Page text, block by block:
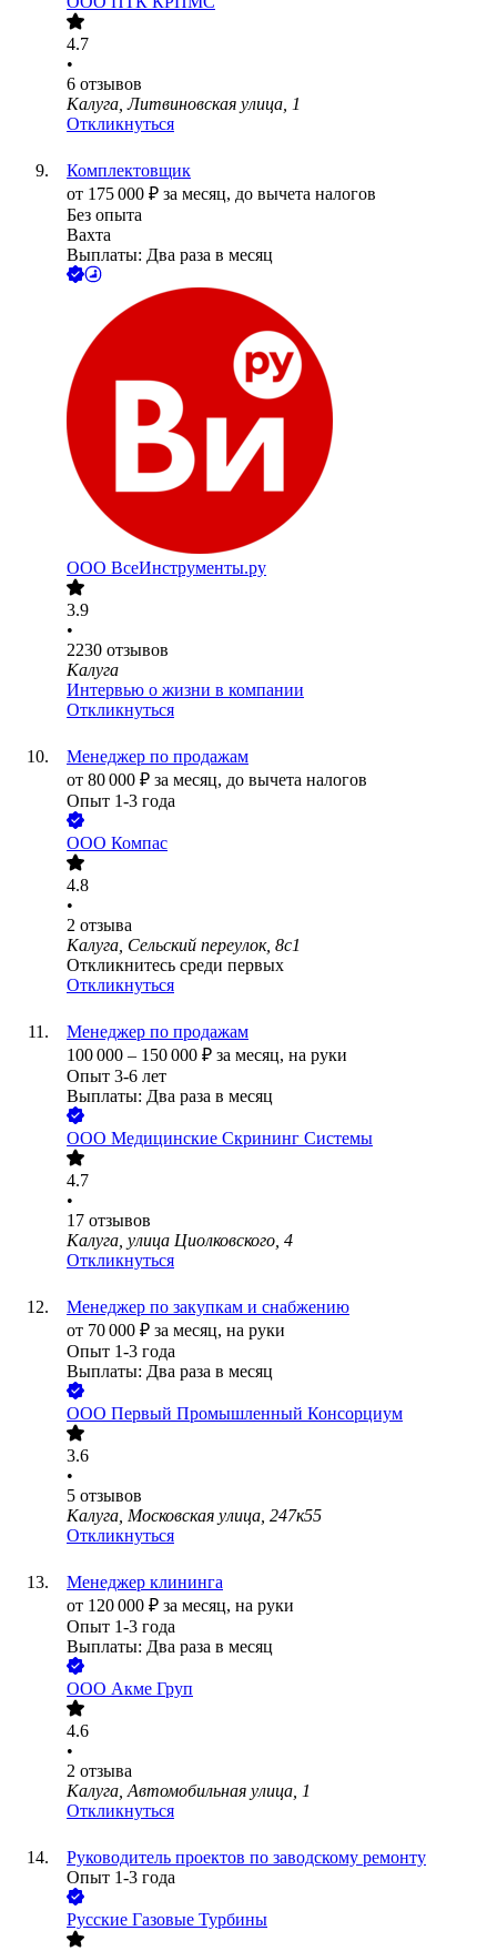
4.7
•
6 отзывов
Калуга, Литвиновская улица, 1
Откликнуться
Комплектовщик
от 175 000 ₽ за месяц, до вычета налогов
Без опыта
Вахта
Выплаты: Два раза в месяц
ООО ВсеИнструменты.ру
3.9
•
2230 отзывов
Калуга
Интервью о жизни в компании
Откликнуться
Менеджер по продажам
от 80 000 ₽ за месяц, до вычета налогов
Опыт 1-3 года
ООО Компас
4.8
•
2 отзыва
Калуга, Сельский переулок, 8с1
Откликнитесь среди первых
Откликнуться
Менеджер по продажам
100 000 – 150 000 ₽ за месяц, на руки
Опыт 3-6 лет
Выплаты: Два раза в месяц
ООО Медицинские Скрининг Системы
4.7
•
17 отзывов
Калуга, улица Циолковского, 4
Откликнуться
Менеджер по закупкам и снабжению
от 70 000 ₽ за месяц, на руки
Опыт 1-3 года
Выплаты: Два раза в месяц
ООО Первый Промышленный Консорциум
3.6
•
5 отзывов
Калуга, Московская улица, 247к55
Откликнуться
Менеджер клининга
от 120 000 ₽ за месяц, на руки
Опыт 1-3 года
Выплаты: Два раза в месяц
ООО Акме Груп
4.6
•
2 отзыва
Калуга, Автомобильная улица, 1
Откликнуться
Руководитель проектов по заводскому ремонту
Опыт 1-3 года
Русские Газовые Турбины